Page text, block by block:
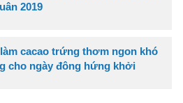
2019
cacao trứng thơm ngon khó
cho ngày đông hứng khởi